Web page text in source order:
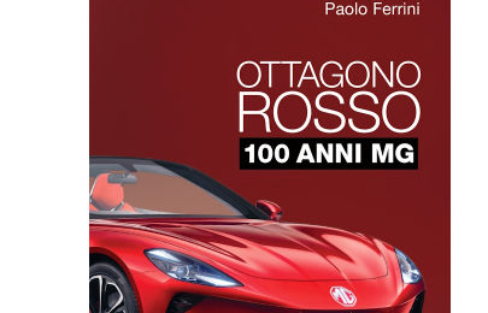
in
Aston Martin Vanquish:
Aston Martin ha deciso di
produrre una serie...
28 Giugno 2026
Riccardo
Arcangeli
Porsche 911 GT4 R,
destinata alle
dei clienti
Il panorama GT4